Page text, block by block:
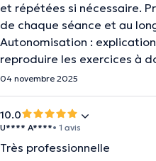
et répétées si nécessaire.
de chaque séance et au
Autonomisation :
reproduire les exercices à
04 novembre 2025
10.0
U**** A****• 1 avis
Très professionnelle